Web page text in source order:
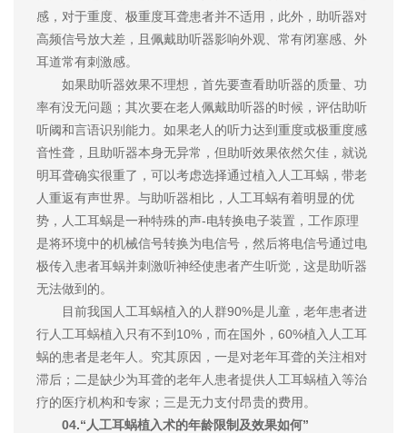
感，对于重度、极重度耳聋患者并不适用，此外，助听器对
高频信号放大差，且佩戴助听器影响外观、常有闭塞感、外
耳道常有刺激感。
如果助听器效果不理想，首先要查看助听器的质量、功
率有没无问题；其次要在老人佩戴助听器的时候，评估助听
听阈和言语识别能力。如果老人的听力达到重度或极重度感
音性聋，且助听器本身无异常，但助听效果依然欠佳，就说
明耳聋确实很重了，可以考虑选择通过植入人工耳蜗，带老
人重返有声世界。与助听器相比，人工耳蜗有着明显的优
势，人工耳蜗是一种特殊的声-电转换电子装置，工作原理
是将环境中的机械信号转换为电信号，然后将电信号通过电
极传入患者耳蜗并刺激听神经使患者产生听觉，这是助听器
无法做到的。
目前我国人工耳蜗植入的人群90%是儿童，老年患者进
行人工耳蜗植入只有不到10%，而在国外，60%植入人工耳
蜗的患者是老年人。究其原因，一是对老年耳聋的关注相对
滞后；二是缺少为耳聋的老年人患者提供人工耳蜗植入等治
疗的医疗机构和专家；三是无力支付昂贵的费用。
04.“人工耳蜗植入术的年龄限制及效果如何”